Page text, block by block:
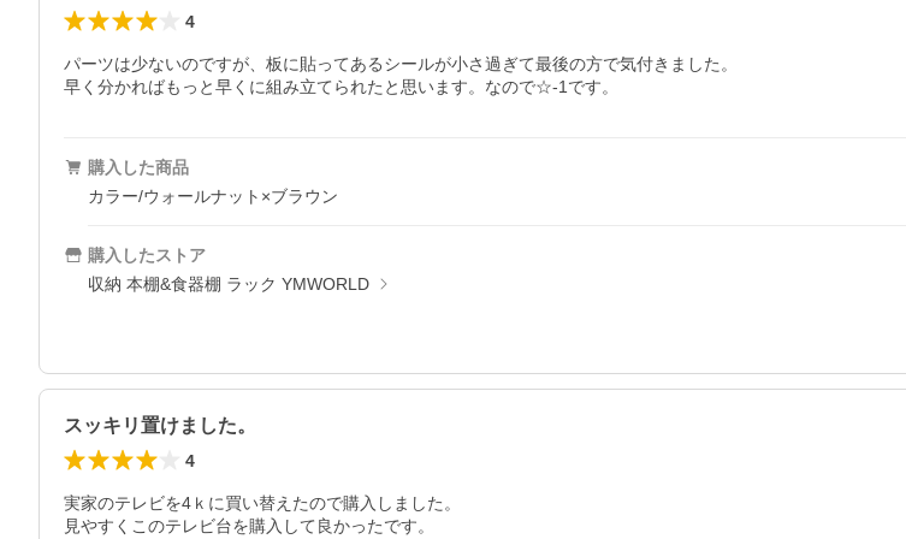
4
パーツは少ないのですが、板に貼ってあるシールが小さ過ぎて最後の方で気付きました。
早く分かればもっと早くに組み立てられたと思います。なので☆-1です。
購入した商品
カラー/ウォールナット×ブラウン
購入したストア
収納 本棚&食器棚 ラック YMWORLD
スッキリ置けました。
4
実家のテレビを4ｋに買い替えたので購入しました。
見やすくこのテレビ台を購入して良かったです。